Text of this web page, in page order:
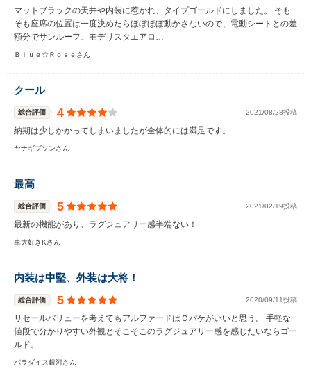
マットブラックの天井や内装に惹かれ、タイプゴールドにしました。 そも
そも座席の位置は一度決めたらほぼほぼ動かさないので、電動シートとの差
額分でサンルーフ、モデリスタエアロ…
Ｂｌｕｅ☆Ｒｏｓｅさん
クール
総合評価 4 2021/08/28投稿
納期は少しかかってしまいましたが全体的には満足です。
ヤナギブソンさん
最高
総合評価 5 2021/02/19投稿
最新の機能があり、ラグジュアリー感半端ない！
車大好きKさん
内装は中堅、外装は大将！
総合評価 5 2020/09/11投稿
リセールバリューを考えてもアルファードはＣパケがいいと思う。 手軽な
値段で分かりやすい外観とそこそこのラグジュアリー感を感じたいならゴー
ルド。
パラダイス銀河さん